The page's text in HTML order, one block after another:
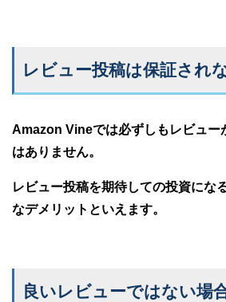
レビュー投稿は保証され
Amazon Vineでは必ずしもレビュー
はありません。
レビュー投稿を期待しての投資にな
なデメリットといえます。
良いレビューではない場